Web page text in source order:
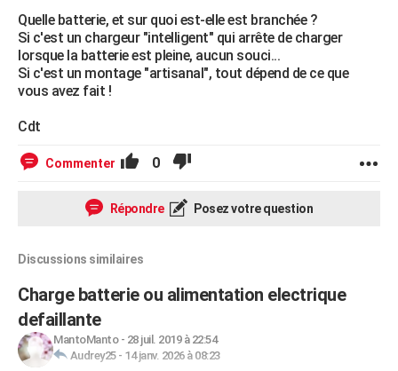
FORUM
Bricolage
Lifestyle
Culture
Sport
Auto
Television
Voyage
Cinema
Quelle batterie, et sur quoi est-elle est branchée ?
Si c'est un chargeur "intelligent" qui arrête de charger
lorsque la batterie est pleine, aucun souci...
Si c'est un montage "artisanal", tout dépend de ce que
vous avez fait !
Cdt
Commenter 0
Répondre Posez votre question
Discussions similaires
Charge batterie ou alimentation electrique
defaillante
MantoManto- 28 juil. 2019 à 22:54
Audrey25- 14 janv. 2026 à 08:23